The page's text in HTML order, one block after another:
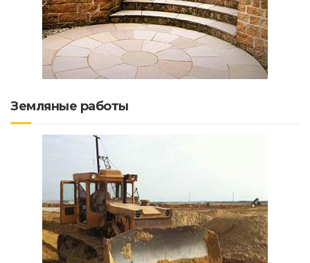
Земляные работы